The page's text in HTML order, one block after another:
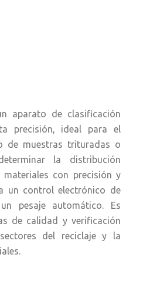
aparato de clasificación
precisión, ideal para el
de muestras trituradas o
la distribución
con precisión y
un control electrónico de
pesaje automático. Es
de calidad y verificación
del reciclaje y la